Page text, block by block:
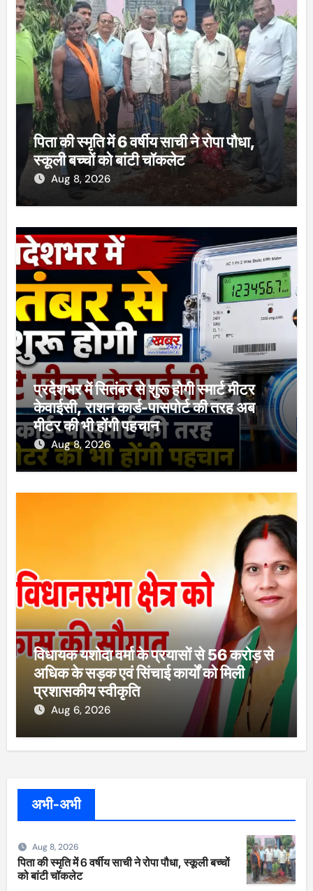
पिता की स्मृति में 6 वर्षीय साची ने रोपा पौधा,
स्कूली बच्चों को बांटी चॉकलेट
Aug 8, 2026
प्रदेशभर में सितंबर से शुरू होगी स्मार्ट मीटर
केवाईसी, राशन कार्ड-पासपोर्ट की तरह अब
मीटर की भी होंगी पहचान
Aug 8, 2026
विधायक यशोदा वर्मा के प्रयासों से 56 करोड़ से
अधिक के सड़क एवं सिंचाई कार्यों को मिली
प्रशासकीय स्वीकृति
Aug 6, 2026
अभी-अभी
Aug 8, 2026
पिता की स्मृति में 6 वर्षीय साची ने रोपा पौधा, स्कूली बच्चों
को बांटी चॉकलेट